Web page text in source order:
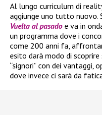
Al lungo curriculum di
aggiunge uno tutto nuovo.
Vuelta al pasado e va in
un programma dove i
come 200 anni fa,
esito darà modo di
“signori” con dei vantaggi,
dove invece ci sarà da